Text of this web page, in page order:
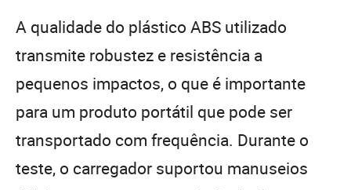
A qualidade do plástico ABS utilizado
transmite robustez e resistência a
pequenos impactos, o que é importante
para um produto portátil que pode ser
transportado com frequência. Durante o
teste, o carregador suportou manuseios